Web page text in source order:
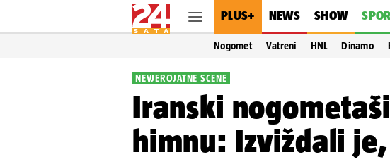
PLUS+ NEWS SHOW
Nogomet Vatreni HNL Dinamo
NEVJEROJATNE SCENE
Iranski
himnu: Izviždali